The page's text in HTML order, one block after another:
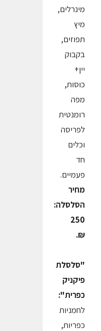
מינרלים,
מיץ
תפוזים,
בקבוק
יין+
כוסות,
מפה
רומנטית
לפריסה
וכלים
חד
פעמיים.
מחיר
הסלסלה:
250
₪.
"סלסלת
פיקניק
כפרית":
לחמניות
כפריות,